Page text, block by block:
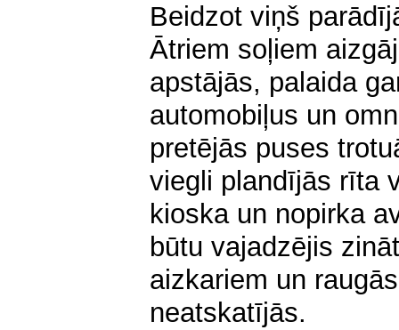
Beidzot viņš
Ātriem soļiem
apstājās, palaida
automobiļus un
pretējās puses
viegli plandījās rīta
kioska un nopirka
būtu vajadzējis
aizkariem un
neatskatījās.